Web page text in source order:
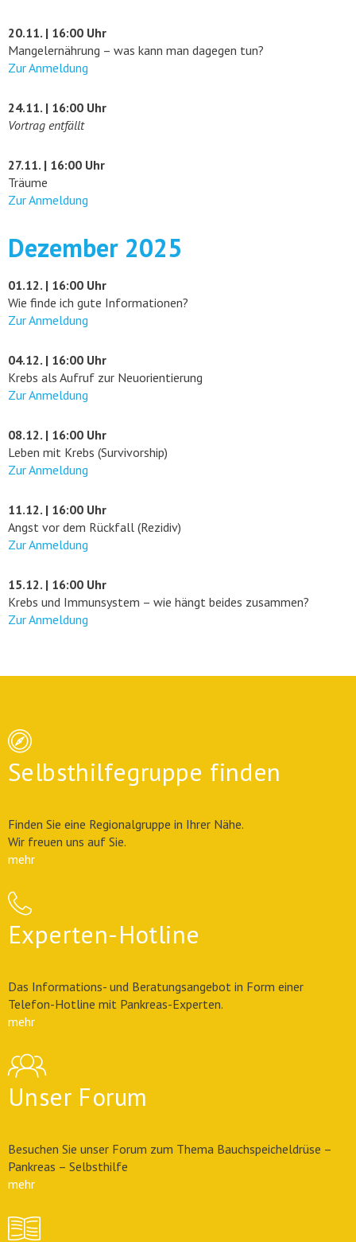
20.11. | 16:00 Uhr
Mangelernährung – was kann man dagegen tun?
Zur Anmeldung
24.11. | 16:00 Uhr
Vortrag entfällt
27.11. | 16:00 Uhr
Träume
Zur Anmeldung
Dezember 2025
01.12. | 16:00 Uhr
Wie finde ich gute Informationen?
Zur Anmeldung
04.12. | 16:00 Uhr
Krebs als Aufruf zur Neuorientierung
Zur Anmeldung
08.12. | 16:00 Uhr
Leben mit Krebs (Survivorship)
Zur Anmeldung
11.12. | 16:00 Uhr
Angst vor dem Rückfall (Rezidiv)
Zur Anmeldung
15.12. | 16:00 Uhr
Krebs und Immunsystem – wie hängt beides zusammen?
Zur Anmeldung
Selbsthilfegruppe finden
Finden Sie eine Regionalgruppe in Ihrer Nähe.
Wir freuen uns auf Sie.
mehr
Experten-Hotline
Das Informations- und Beratungsangebot in Form einer
Telefon-Hotline mit Pankreas-Experten.
mehr
Unser Forum
Besuchen Sie unser Forum zum Thema Bauchspeicheldrüse –
Pankreas – Selbsthilfe
mehr